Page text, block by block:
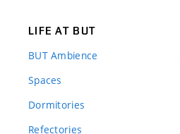
LIFE AT BUT
BUT Ambience
Spaces
Dormitories
Refectories